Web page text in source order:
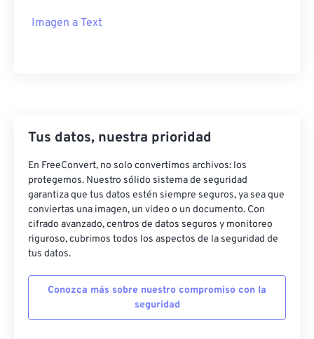
Imagen a Text
Tus datos, nuestra prioridad
En FreeConvert, no solo convertimos archivos: los
protegemos. Nuestro sólido sistema de seguridad
garantiza que tus datos estén siempre seguros, ya sea que
conviertas una imagen, un video o un documento. Con
cifrado avanzado, centros de datos seguros y monitoreo
riguroso, cubrimos todos los aspectos de la seguridad de
tus datos.
Conozca más sobre nuestro compromiso con la
seguridad